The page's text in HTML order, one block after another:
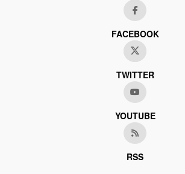
FACEBOOK
TWITTER
YOUTUBE
RSS